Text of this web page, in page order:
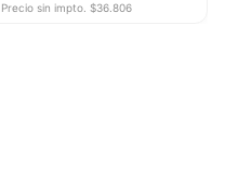
Precio sin impto. $36.806